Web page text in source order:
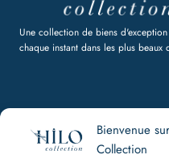
Bienvenue
Collection
Une collection de biens
chaque instant dans les plus beaux
HILO Collection